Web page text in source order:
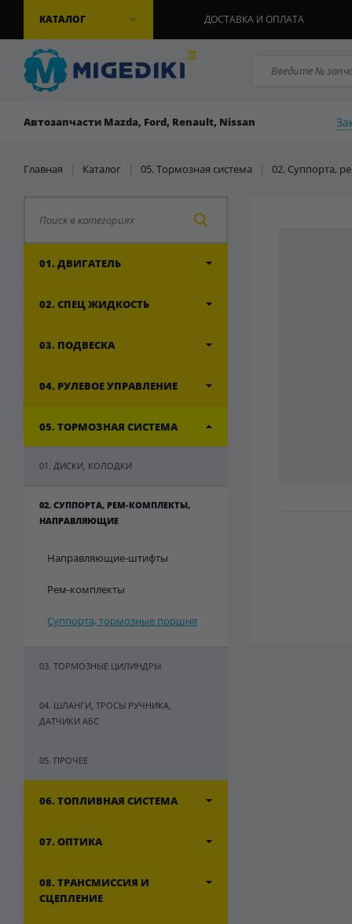
КАТАЛОГ ДОСТАВКА И ОПЛАТА
Автозапчасти Mazda, Ford, Renault, Nissan
Главная | Каталог | 05. Тормозная система | 02. Суппорта,
01. ДВИГАТЕЛЬ
02. СПЕЦ ЖИДКОСТЬ
03. ПОДВЕСКА
04. РУЛЕВОЕ УПРАВЛЕНИЕ
05. ТОРМОЗНАЯ СИСТЕМА
01. ДИСКИ, КОЛОДКИ
02. СУППОРТА, РЕМ-КОМПЛЕКТЫ,
НАПРАВЛЯЮЩИЕ
Направляющие-штифты
Рем-комплекты
Суппорта, тормозные поршня
03. ТОРМОЗНЫЕ ЦИЛИНДРЫ
04. ШЛАНГИ, ТРОСЫ РУЧНИКА,
ДАТЧИКИ АБС
05. ПРОЧЕЕ
06. ТОПЛИВНАЯ СИСТЕМА
07. ОПТИКА
08. ТРАНСМИССИЯ И
СЦЕПЛЕНИЕ